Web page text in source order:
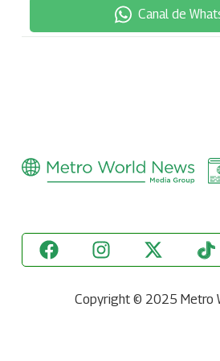
Canal de
Copyright © 2025 Metro